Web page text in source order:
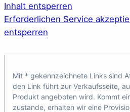
Inhalt entsperren
Erforderlichen Service
entsperren
Mit * gekennzeichnete Links sind
den Link führt zur Verkaufsseite,
Produkt angeboten wird. Kommt
zustande, erhalten wir eine